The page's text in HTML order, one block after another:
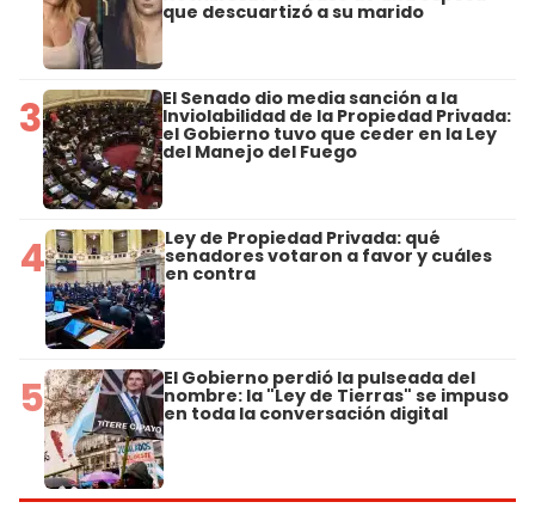
que descuartizó a su marido
3 El Senado dio media sanción a la
Inviolabilidad de la Propiedad Privada:
el Gobierno tuvo que ceder en la Ley
del Manejo del Fuego
4 Ley de Propiedad Privada: qué
senadores votaron a favor y cuáles
en contra
5 El Gobierno perdió la pulseada del
nombre: la "Ley de Tierras" se impuso
en toda la conversación digital